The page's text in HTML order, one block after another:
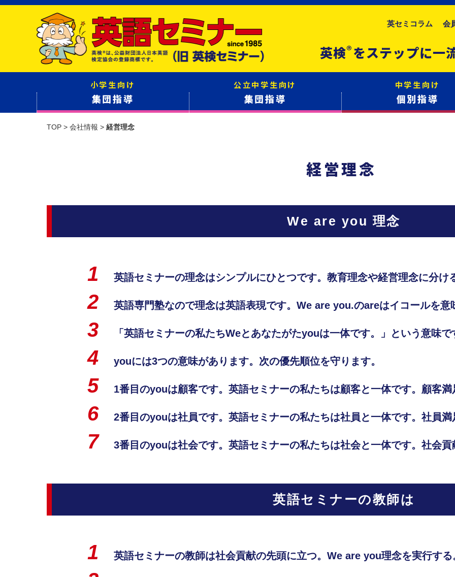
英セミコラム 会
英検®をステップに一
小学生向け
集団指導
公立中学生向け
集団指導
中学生向け
個別指導
TOP > 会社情報 > 経営理念
経営理念
We are you 理念
英語セミナーの理念はシンプルにひとつです。教育理念や経営理念に分け
英語専門塾なので理念は英語表現です。We are you.のareはイコールを意
「英語セミナーの私たちWeとあなたがたyouは一体です。」という意味で
youには3つの意味があります。次の優先順位を守ります。
1番目のyouは顧客です。英語セミナーの私たちは顧客と一体です。顧客満
2番目のyouは社員です。英語セミナーの私たちは社員と一体です。社員満
3番目のyouは社会です。英語セミナーの私たちは社会と一体です。社会貢
英語セミナーの教師は
英語セミナーの教師は社会貢献の先頭に立つ。We are you理念を実行する